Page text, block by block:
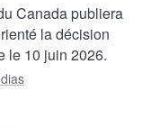
Canada publiera
la décision
le 10 juin 2026.